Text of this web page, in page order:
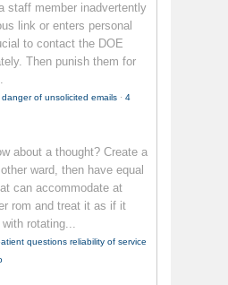
staff member inadvertently
link or enters personal
to contact the DOE
Then punish them for
of unsolicited emails · 4
about a thought? Create a
ward, then have equal
can accommodate at
rom and treat it as if it
with rotating...
questions reliability of service